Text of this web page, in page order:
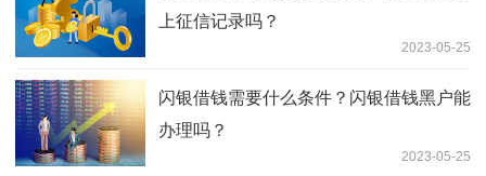
上征信记录吗？
2023-05-25
闪银借钱需要什么条件？闪银借钱黑户能
办理吗？
2023-05-25